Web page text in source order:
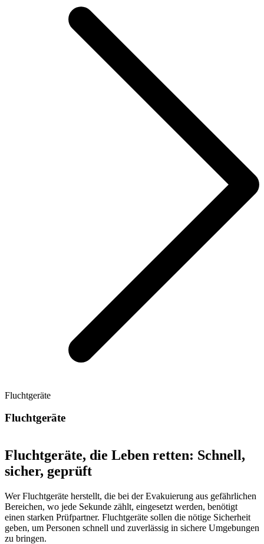
Fluchtgeräte
Fluchtgeräte
Fluchtgeräte, die Leben retten: Schnell,
sicher, geprüft
Wer Fluchtgeräte herstellt, die bei der Evakuierung aus gefährlichen
Bereichen, wo jede Sekunde zählt, eingesetzt werden, benötigt
einen starken Prüfpartner. Fluchtgeräte sollen die nötige Sicherheit
geben, um Personen schnell und zuverlässig in sichere Umgebungen
zu bringen.